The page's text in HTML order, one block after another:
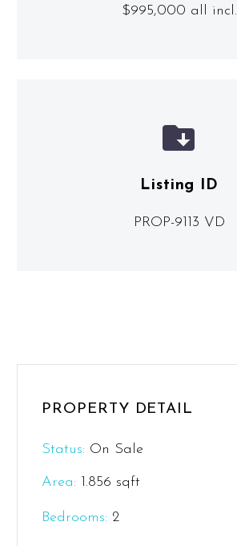
$995,000 all incl.


Listing ID
PROP-9113 VD
PROPERTY DETAIL
Status: On Sale
Area: 1.856 sqft
Bedrooms: 2